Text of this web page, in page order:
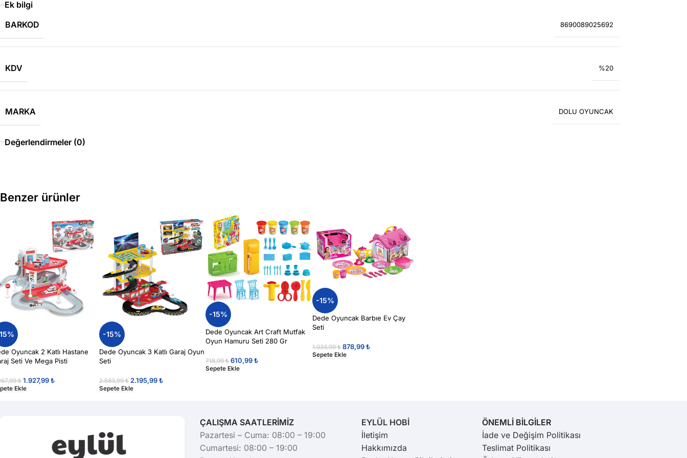
Ek bilgi
BARKOD
8690089025692
KDV %20
MARKA DOLU OYUNCAK
Değerlendirmeler (0)
Benzer ürünler
Oyuncak 2 Katlı Hastane
Seti Ve Mega Pisti
₺ 1.927,99₺
Ekle
-15%
Dede Oyuncak 3 Katlı Garaj Oyun
Seti
2.583,99₺ 2.195,99₺
Sepete Ekle
-15%
Dede Oyuncak Art Craft Mutfak
Oyun Hamuru Seti 280 Gr
718,99₺ 610,99₺
Sepete Ekle
-15%
Dede Oyuncak Barbıe Ev Çay
Seti
1.033,99₺ 878,99₺
Sepete Ekle
ÇALIŞMA SAATLERİMİZ
Pazartesi – Cuma: 08:00 – 19:00
Cumartesi: 08:00 – 19:00
EYLÜL HOBİ
İletişim
Hakkımızda
ÖNEMLİ BİLGİLER
İade ve Değişim Politikası
Teslimat Politikası